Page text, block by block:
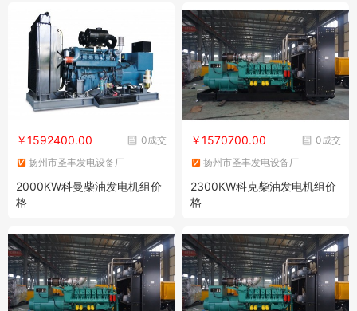
0成交
￥1592400.00
扬州市圣丰发电设备厂
2000KW科曼柴油发电机组价
格
0成交
￥1570700.00
扬州市圣丰发电设备厂
2300KW科克柴油发电机组价
格